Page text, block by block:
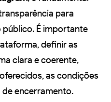
para
É importante
definir as
clara e coerente,
as condições
encerramento.